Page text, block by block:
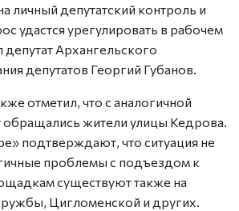
личный депутатский контроль и
удастся урегулировать в рабочем
депутат Архангельского
депутатов Георгий Губанов.
отметил, что с аналогичной
жители улицы Кедрова.
подтверждают, что ситуация не
проблемы с подъездом к
существуют также на
Цигломенской и других.